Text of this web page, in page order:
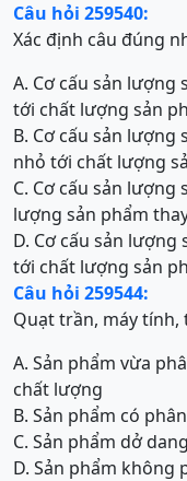
Câu hỏi 259540:
Xác định câu đúng
A. Cơ cấu sản
tới chất lượng sản
B. Cơ cấu sản
nhỏ tới chất lượng
C. Cơ cấu sản
lượng sản phẩm
D. Cơ cấu sản
tới chất lượng sản
Câu hỏi 259544:
Quạt trần, máy
A. Sản phẩm vừa
chất lượng
B. Sản phẩm có
C. Sản phẩm dở dang
D. Sản phẩm không